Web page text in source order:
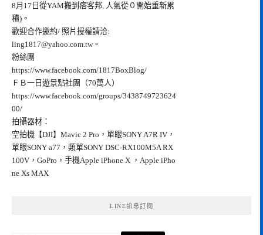
8月17日從YAM搬到痞客邦, 人氣從０開始重新累
積)。
歡迎合作邀約/ 照片授權請洽:
ling1817@yahoo.com.tw。
粉絲團
https://www.facebook.com/1817BoxBlog/
ＦＢ一日遊景點社團（70萬人）
https://www.facebook.com/groups/3438749723624
00/
拍攝器材：
空拍機【DJI】Mavic 2 Pro，單眼SONY A7R IV，
單眼SONY a77，類單SONY DSC-RX100M5A RX
100V，GoPro，手機Apple iPhone X ，Apple iPho
ne Xs MAX
LINE訊息訂閱